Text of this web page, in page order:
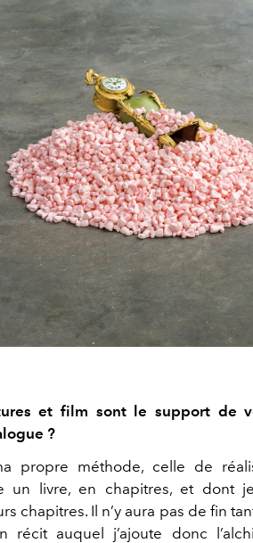
et film sont le support de
?
propre méthode, celle de
un livre, en chapitres, et dont
chapitres. Il n’y aura pas de fin
récit auquel j’ajoute donc